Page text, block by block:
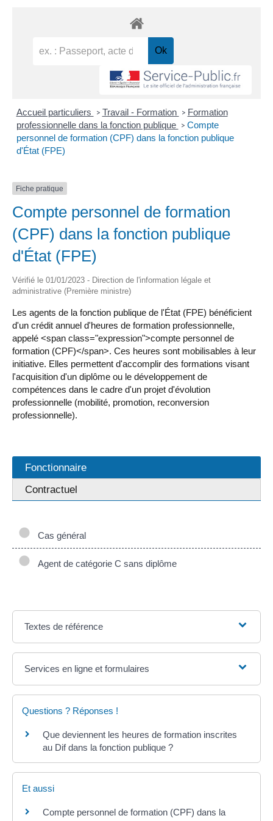
Accueil particuliers > Travail - Formation > Formation
professionnelle dans la fonction publique > Compte
personnel de formation (CPF) dans la fonction publique
d'État (FPE)
Fiche pratique
Compte personnel de formation
(CPF) dans la fonction publique
d'État (FPE)
Vérifié le 01/01/2023 - Direction de l'information légale et
administrative (Première ministre)
Les agents de la fonction publique de l'État (FPE) bénéficient
d'un crédit annuel d'heures de formation professionnelle,
appelé <span class="expression">compte personnel de
formation (CPF)</span>. Ces heures sont mobilisables à leur
initiative. Elles permettent d'accomplir des formations visant
l'acquisition d'un diplôme ou le développement de
compétences dans le cadre d'un projet d'évolution
professionnelle (mobilité, promotion, reconversion
professionnelle).
Fonctionnaire
Contractuel
Cas général
Agent de catégorie C sans diplôme
Textes de référence
Services en ligne et formulaires
Questions ? Réponses !
Que deviennent les heures de formation inscrites
au Dif dans la fonction publique ?
Et aussi
Compte personnel de formation (CPF) dans la